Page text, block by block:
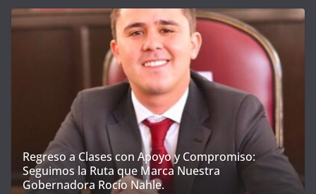
Regreso a Clases con Apoyo y Compromiso:
Seguimos la Ruta que Marca Nuestra
Gobernadora Rocío Nahle.